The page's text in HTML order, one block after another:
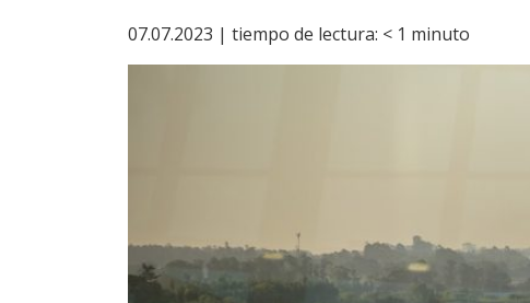
07.07.2023 | tiempo de lectura: < 1 minuto